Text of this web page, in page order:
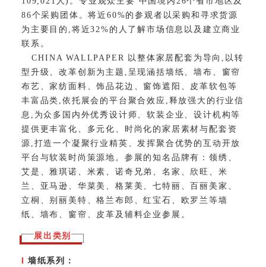
86个采购团体。将近60%的参观者以采购和寻求货源
为主要目的,将近32%的人了解市场信息以及建立商业
联系。
CHINA WALLPAPER 以整体家居配套为导向,以转
型升级、改革创新为主题,呈现涵括墙纸、墙布、窗帘
布艺、家纺面料、饰品花边、窗饰遮阳、皮革软包等
丰富品类,依托展会的平台聚合效应,释放强大的行业信
息,为众多国内外优秀设计师、软装企业、设计机构等
提供更丰富化、多元化、时尚化的家居素材与配套资
源,打造一个凝聚行业精英、发挥聚合优势的互动开放
平台与软装时尚策源地。参展的知名品牌有：领绣、
艾是、雅琪诺、米素、诺奇兄弟、名家、欣旺、米
兰、亚马逊、华菜美、格莱美、七特丽、百丽美家、
立桐、别丽美特、格兰布郎、红宝石、欧罗兰等墙
纸、墙布、窗帘、皮革及辅料企业参展。
展出类别
l 墙纸系列：